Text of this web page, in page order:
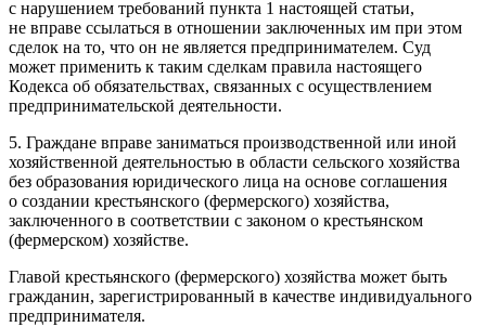
с нарушением требований пункта 1 настоящей статьи,
не вправе ссылаться в отношении заключенных им при этом
сделок на то, что он не является предпринимателем. Суд
может применить к таким сделкам правила настоящего
Кодекса об обязательствах, связанных с осуществлением
предпринимательской деятельности.
5. Граждане вправе заниматься производственной или иной
хозяйственной деятельностью в области сельского хозяйства
без образования юридического лица на основе соглашения
о создании крестьянского (фермерского) хозяйства,
заключенного в соответствии с законом о крестьянском
(фермерском) хозяйстве.
Главой крестьянского (фермерского) хозяйства может быть
гражданин, зарегистрированный в качестве индивидуального
предпринимателя.